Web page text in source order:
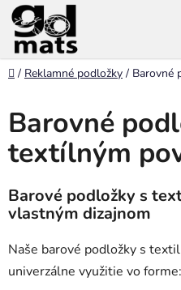
Prejsť
na
obsah
Domov
/ Reklamné podložky / Barovné
Barovné
textílným
Barové podložky s
vlastným dizajnom
Naše barové podložky s
univerzálne využitie vo forme: